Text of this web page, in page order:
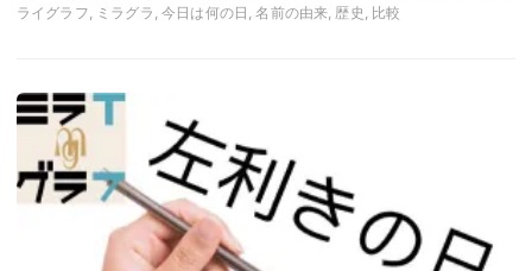
ライグラフ, ミラグラ, 今日は何の日, 名前の由来, 歴史, 比較